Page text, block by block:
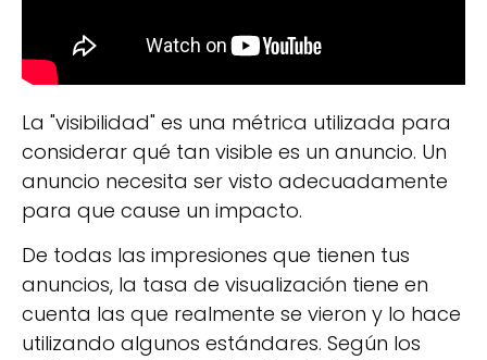
La "visibilidad" es una métrica utilizada para
considerar qué tan visible es un anuncio. Un
anuncio necesita ser visto adecuadamente
para que cause un impacto.
De todas las impresiones que tienen tus
anuncios, la tasa de visualización tiene en
cuenta las que realmente se vieron y lo hace
utilizando algunos estándares. Según los